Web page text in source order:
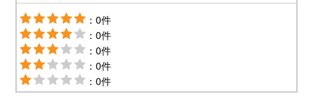
：0件
：0件
：0件
：0件
：0件